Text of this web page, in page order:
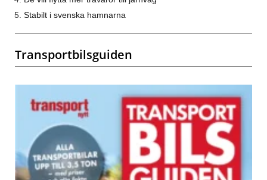
Stabilt i svenska hamnarna
Transportbilsguiden